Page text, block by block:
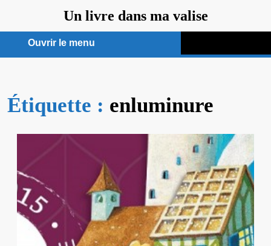
contenu
Un livre dans ma valise
Ouvrir le menu
menu
Étiquette : enluminure